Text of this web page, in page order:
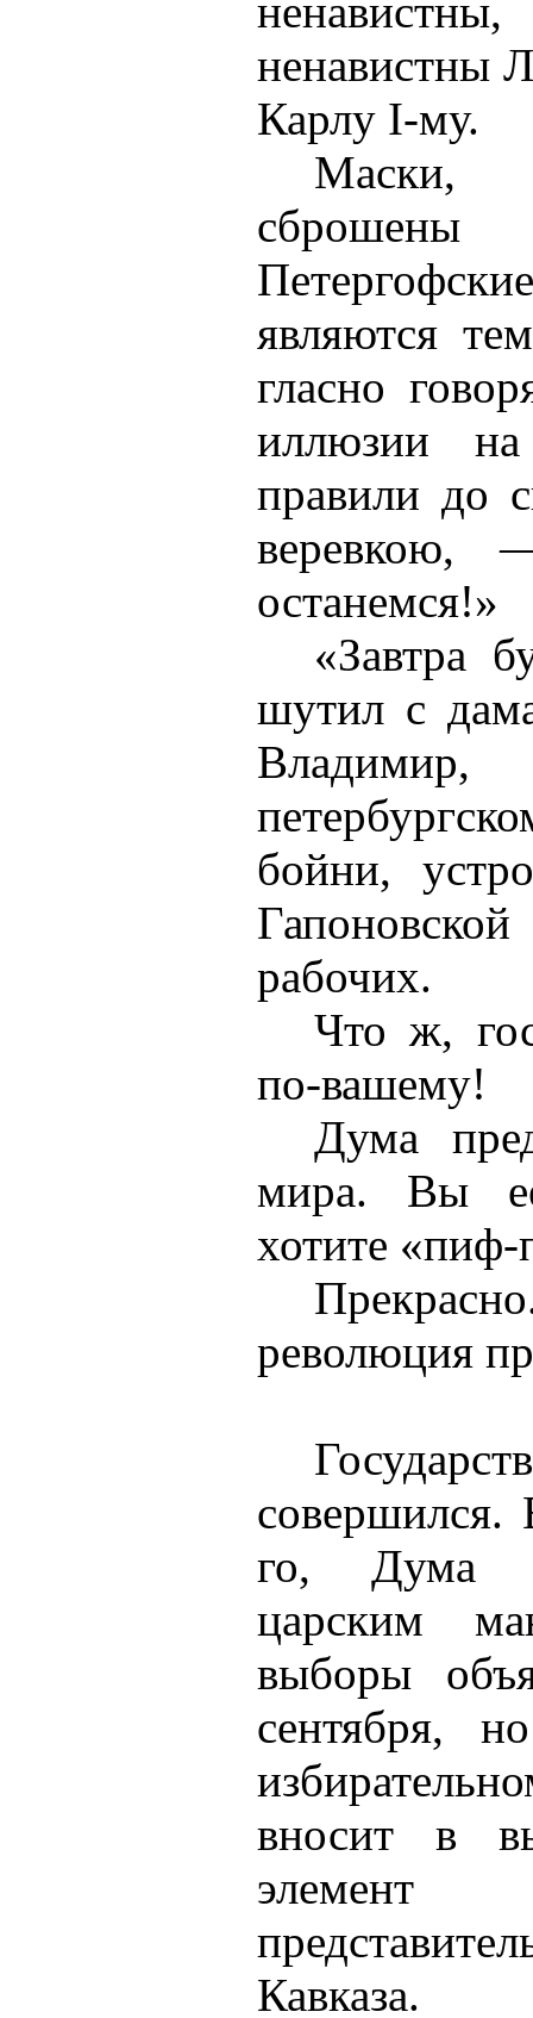
ненавистны
Карлу I-му.
являются
гласно
иллюзии
правили до
останемся!»
«Завтра
шутил с
бойни,
рабочих.
Что ж,
по-вашему!
Дума
мира. Вы
хотите
революция
совершился.
го, Дума
царским
выборы
сентября,
вносит в
элемент
Кавказа.